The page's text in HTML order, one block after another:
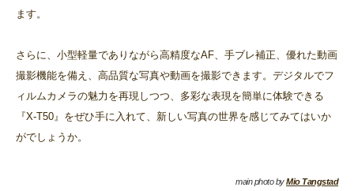
ます。
さらに、小型軽量でありながら高精度なAF、手ブレ補正、優れた動画
撮影機能を備え、高品質な写真や動画を撮影できます。デジタルでフ
ィルムカメラの魅力を再現しつつ、多彩な表現を簡単に体験できる
『X-T50』をぜひ手に入れて、新しい写真の世界を感じてみてはいか
がでしょうか。
main photo byMio Tangstad